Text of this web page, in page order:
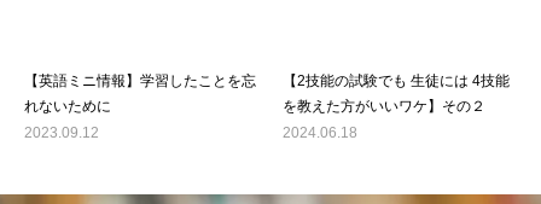
【英語ミニ情報】学習したことを忘
れないために
2023.09.12
【2技能の試験でも 生徒には 4技能
を教えた方がいいワケ】その２
2024.06.18